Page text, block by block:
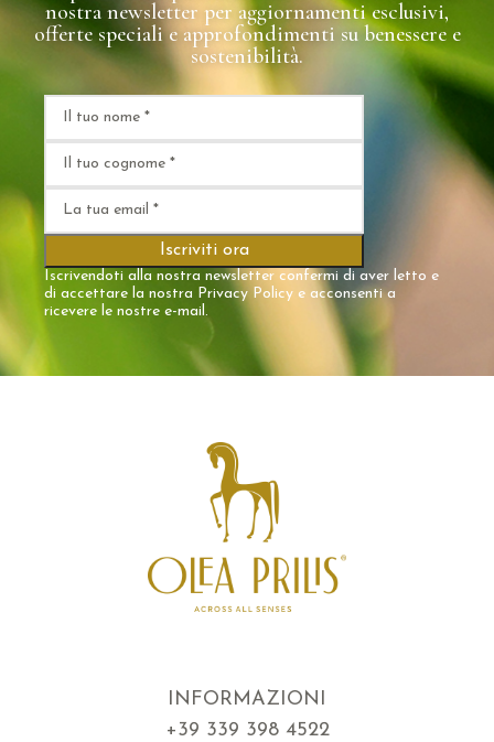
nostra newsletter per aggiornamenti esclusivi,
offerte speciali e approfondimenti su benessere e
sostenibilità.
Iscrivendoti alla nostra newsletter confermi di aver letto e
di accettare la nostra Privacy Policy e acconsenti a
ricevere le nostre e-mail.
INFORMAZIONI
+39 339 398 4522